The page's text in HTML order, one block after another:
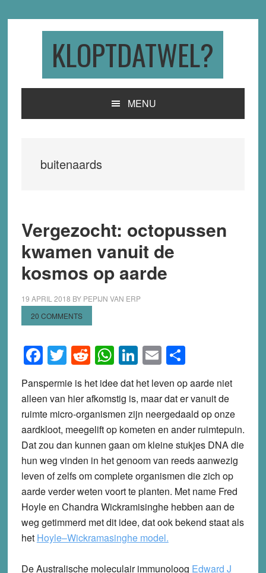
KLOPTDATWEL?
MENU
buitenaards
Vergezocht: octopussen
kwamen vanuit de
kosmos op aarde
19 APRIL 2018 BY PEPIJN VAN ERP
20 COMMENTS
Facebook
Twitter
Reddit
WhatsApp
LinkedIn
EmailShare
Panspermie is het idee dat het leven op aarde niet
alleen van hier afkomstig is, maar dat er vanuit de
ruimte micro-organismen zijn neergedaald op onze
aardkloot, meegelift op kometen en ander ruimtepuin.
Dat zou dan kunnen gaan om kleine stukjes DNA die
hun weg vinden in het genoom van reeds aanwezig
leven of zelfs om complete organismen die zich op
aarde verder weten voort te planten. Met name Fred
Hoyle en Chandra Wickramisinghe hebben aan de
weg getimmerd met dit idee, dat ook bekend staat als
het Hoyle–Wickramasinghe model.
De Australische moleculair immunoloog Edward J